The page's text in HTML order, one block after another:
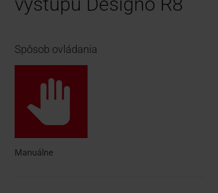
Spôsob ovládania
Manuálne